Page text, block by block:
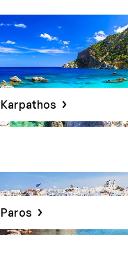
Karpathos
Paros